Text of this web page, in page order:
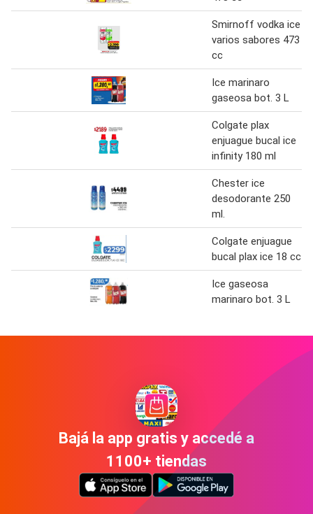
Smirnoff vodka ice
varios sabores 473
cc
Ice marinaro
gaseosa bot. 3 L
Colgate plax
enjuague bucal ice
infinity 180 ml
Chester ice
desodorante 250
ml.
Colgate enjuague
bucal plax ice 18 cc
Ice gaseosa
marinaro bot. 3 L
Bajá la app gratis y accedé a
1100+ tiendas